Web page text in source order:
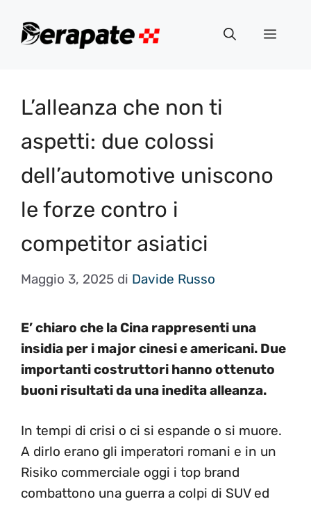
Menu
L’alleanza che non ti
aspetti: due colossi
dell’automotive uniscono
le forze contro i
competitor asiatici
Maggio 3, 2025 di Davide Russo
E’ chiaro che la Cina rappresenti una
insidia per i major cinesi e americani. Due
importanti costruttori hanno ottenuto
buoni risultati da una inedita alleanza.
In tempi di crisi o ci si espande o si muore.
A dirlo erano gli imperatori romani e in un
Risiko commerciale oggi i top brand
combattono una guerra a colpi di SUV ed